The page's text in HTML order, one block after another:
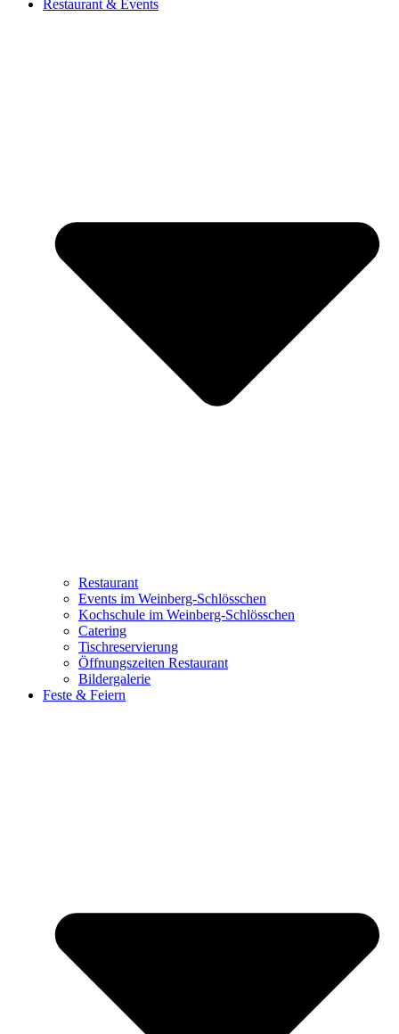
Restaurant & Events
Restaurant
Events im Weinberg-Schlösschen
Kochschule im Weinberg-Schlösschen
Catering
Tischreservierung
Öffnungszeiten Restaurant
Bildergalerie
Feste & Feiern